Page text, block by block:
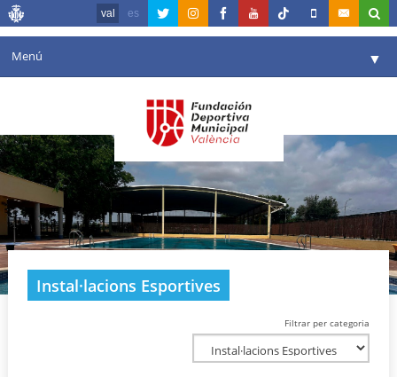
val es
Menú ▼
Agenda
Instal·lacions ▼
Comunicació ▼
València en esport
Portal de Transparència
Instal·lacions Esportives
Filtrar per categoria